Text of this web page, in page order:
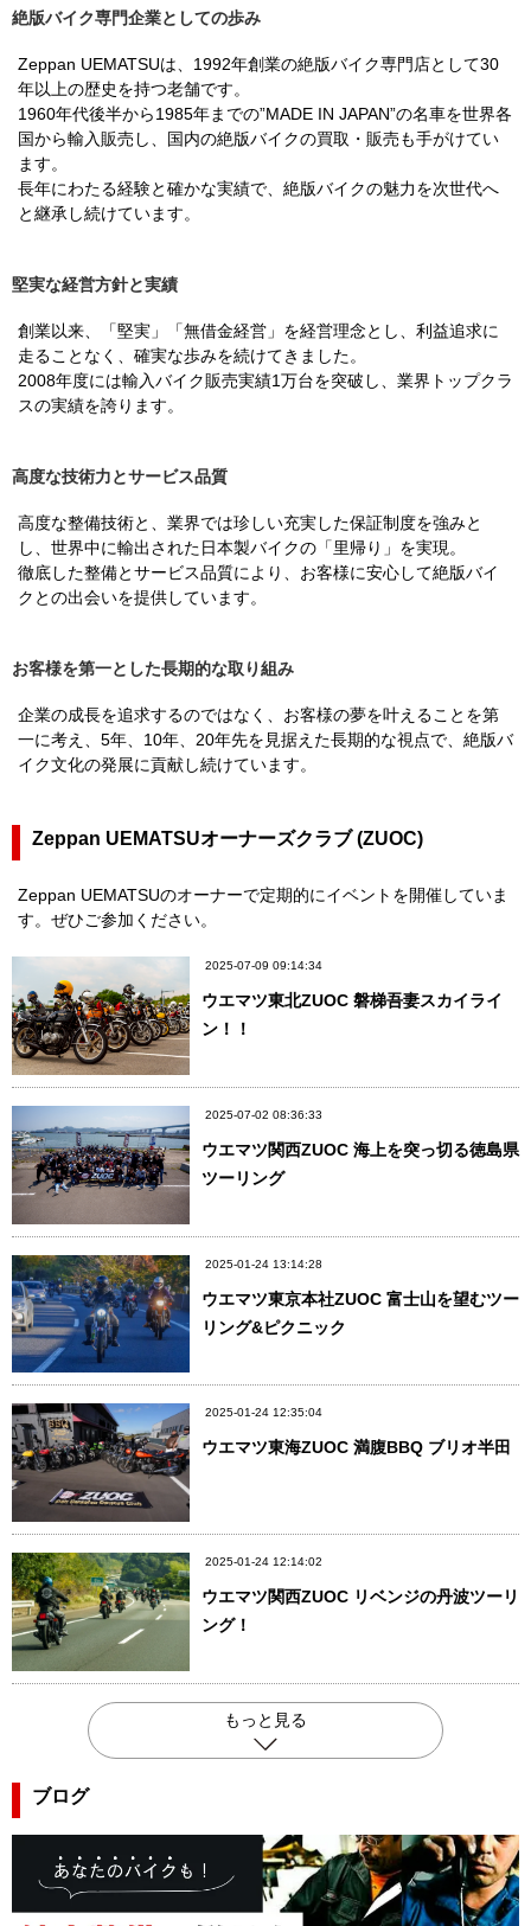
絶版バイク専門企業としての歩み
Zeppan UEMATSUは、1992年創業の絶版バイク専門店として30
年以上の歴史を持つ老舗です。
1960年代後半から1985年までの”MADE IN JAPAN”の名車を世界各
国から輸入販売し、国内の絶版バイクの買取・販売も手がけてい
ます。
長年にわたる経験と確かな実績で、絶版バイクの魅力を次世代へ
と継承し続けています。
堅実な経営方針と実績
創業以来、「堅実」「無借金経営」を経営理念とし、利益追求に
走ることなく、確実な歩みを続けてきました。
2008年度には輸入バイク販売実績1万台を突破し、業界トップクラ
スの実績を誇ります。
高度な技術力とサービス品質
高度な整備技術と、業界では珍しい充実した保証制度を強みと
し、世界中に輸出された日本製バイクの「里帰り」を実現。
徹底した整備とサービス品質により、お客様に安心して絶版バイ
クとの出会いを提供しています。
お客様を第一とした長期的な取り組み
企業の成長を追求するのではなく、お客様の夢を叶えることを第
一に考え、5年、10年、20年先を見据えた長期的な視点で、絶版バ
イク文化の発展に貢献し続けています。
Zeppan UEMATSUオーナーズクラブ (ZUOC)
Zeppan UEMATSUのオーナーで定期的にイベントを開催していま
す。ぜひご参加ください。
2025-07-09 09:14:34
ウエマツ東北ZUOC 磐梯吾妻スカイライ
ン！！
2025-07-02 08:36:33
ウエマツ関西ZUOC 海上を突っ切る徳島県
ツーリング
2025-01-24 13:14:28
ウエマツ東京本社ZUOC 富士山を望むツー
リング&ピクニック
2025-01-24 12:35:04
ウエマツ東海ZUOC 満腹BBQ ブリオ半田
2025-01-24 12:14:02
ウエマツ関西ZUOC リベンジの丹波ツーリ
ング！
もっと見る
ブログ